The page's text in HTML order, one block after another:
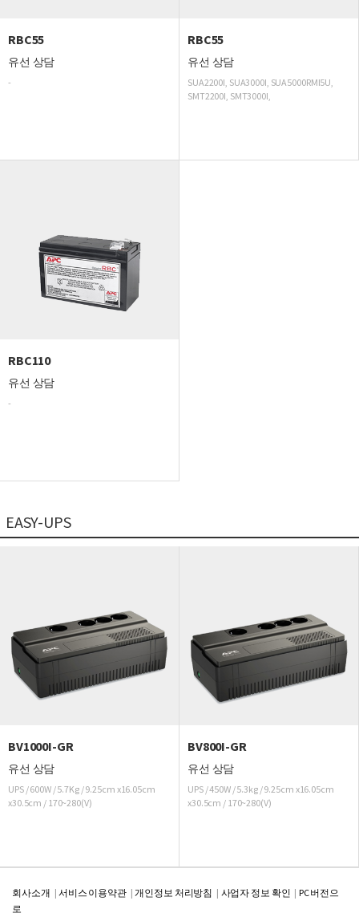
RBC55
유선 상담
-
RBC55
유선 상담
SUA2200I, SUA3000I, SUA5000RMI5U,
SMT2200I, SMT3000I,
RBC110
유선 상담
-
EASY-UPS
BV1000I-GR
유선 상담
UPS / 600W / 5.7Kg / 9.25cm x16.05cm
x30.5cm / 170~280(V)
BV800I-GR
유선 상담
UPS / 450W / 5.3kg / 9.25cm x16.05cm
x30.5cm / 170~280(V)
회사소개 서비스 이용약관 개인정보 처리방침 사업자 정보 확인
PC 버전으
로